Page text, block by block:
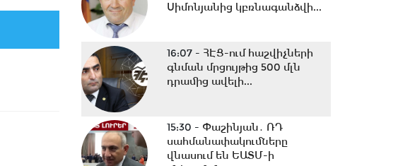
Սիմոնյանից կբռնագանձվի...
16:07 - ՀԷՑ-ում հաշվիչների
գնման մրցույթից 500 մլն
դրամից ավելի...
15:30 - Փաշինյան․ ՌԴ
սահմանափակումները
վնասում են ԵԱՏՄ-ի